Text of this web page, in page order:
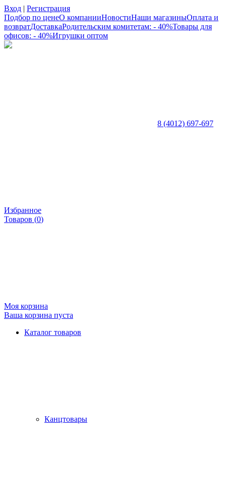
Вход | Регистрация
Подбор по ценеО компанииНовостиНаши магазиныОплата и
возвратДоставкаРодительским комитетам: - 40%Товары для
офисов: - 40%Игрушки оптом
8 (4012) 697-697
Избранное
Товаров (0)
Моя корзина
Ваша корзина пуста
Каталог товаров
Канцтовары